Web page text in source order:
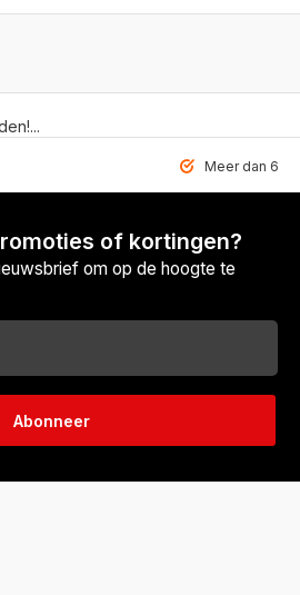
Meer dan 6459
of kortingen?
om op de hoogte te
Abonneer